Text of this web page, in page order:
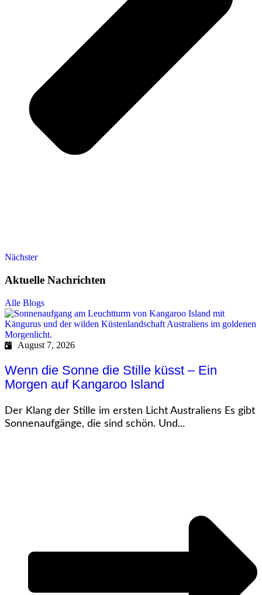
Nächster
Aktuelle Nachrichten
Alle Blogs
August 7, 2026
Wenn die Sonne die Stille küsst – Ein
Morgen auf Kangaroo Island
Der Klang der Stille im ersten Licht Australiens Es gibt
Sonnenaufgänge, die sind schön. Und...